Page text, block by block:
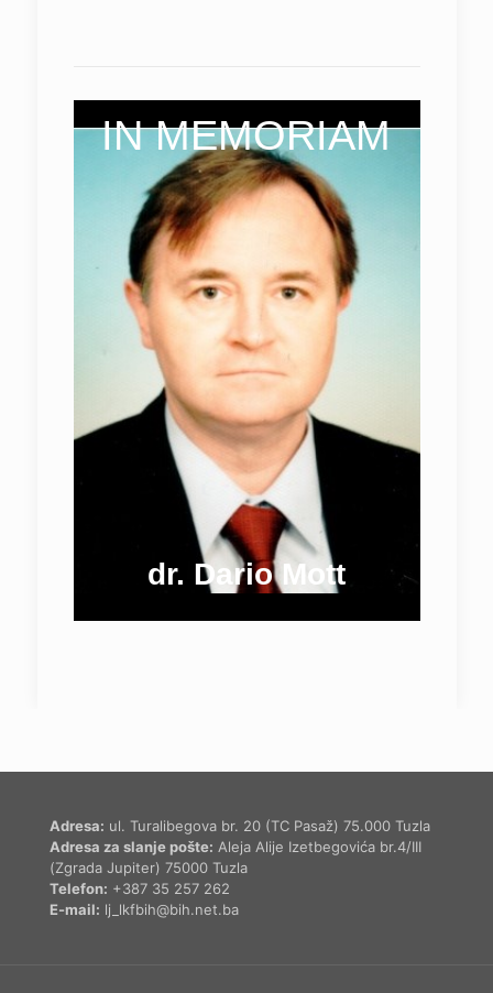
dr. Dario Mott
IN MEMORIAM
Adresa: ul. Turalibegova br. 20 (TC Pasaž) 75.000 Tuzla
Adresa za slanje pošte: Aleja Alije Izetbegovića br.4/III
(Zgrada Jupiter) 75000 Tuzla
Telefon: +387 35 257 262
E-mail: lj_lkfbih@bih.net.ba